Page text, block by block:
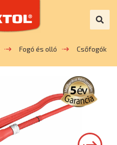
Fogó és olló Csőfogók